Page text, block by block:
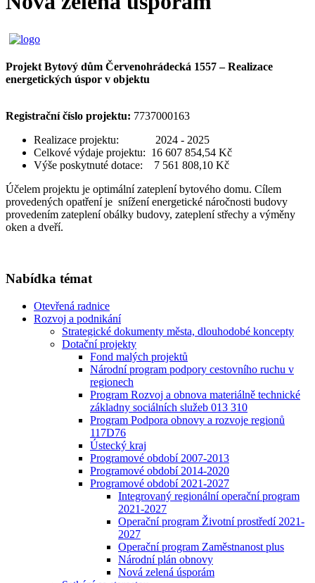
Projekt Bytový dům Červenohrádecká 1557 – Realizace
energetických úspor v objektu
Registrační číslo projektu: 7737000163
Realizace projektu: 2024 - 2025
Celkové výdaje projektu: 16 607 854,54 Kč
Výše poskytnuté dotace: 7 561 808,10 Kč
Účelem projektu je optimální zateplení bytového domu. Cílem
provedených opatření je snížení energetické náročnosti budovy
provedením zateplení obálky budovy, zateplení střechy a výměny
oken a dveří.
Nabídka témat
Otevřená radnice
Rozvoj a podnikání
Strategické dokumenty města, dlouhodobé koncepty
Dotační projekty
Fond malých projektů
Národní program podpory cestovního ruchu v
regionech
Program Rozvoj a obnova materiálně technické
základny sociálních služeb 013 310
Program Podpora obnovy a rozvoje regionů
117D76
Ústecký kraj
Programové období 2007-2013
Programové období 2014-2020
Programové období 2021-2027
Integrovaný regionální operační program
2021-2027
Operační program Životní prostředí 2021-
2027
Operační program Zaměstnanost plus
Národní plán obnovy
Nová zelená úsporám